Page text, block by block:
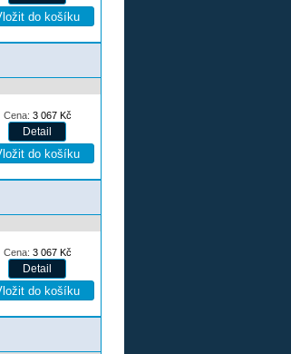
Cena: 3 067 Kč
Cena: 3 067 Kč